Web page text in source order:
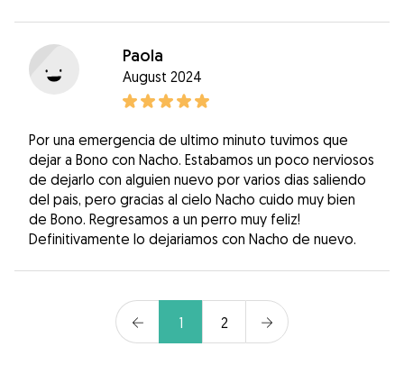
Paola
August 2024
Por una emergencia de ultimo minuto tuvimos que
dejar a Bono con Nacho. Estabamos un poco nerviosos
de dejarlo con alguien nuevo por varios dias saliendo
del pais, pero gracias al cielo Nacho cuido muy bien
de Bono. Regresamos a un perro muy feliz!
Definitivamente lo dejariamos con Nacho de nuevo.
1 2